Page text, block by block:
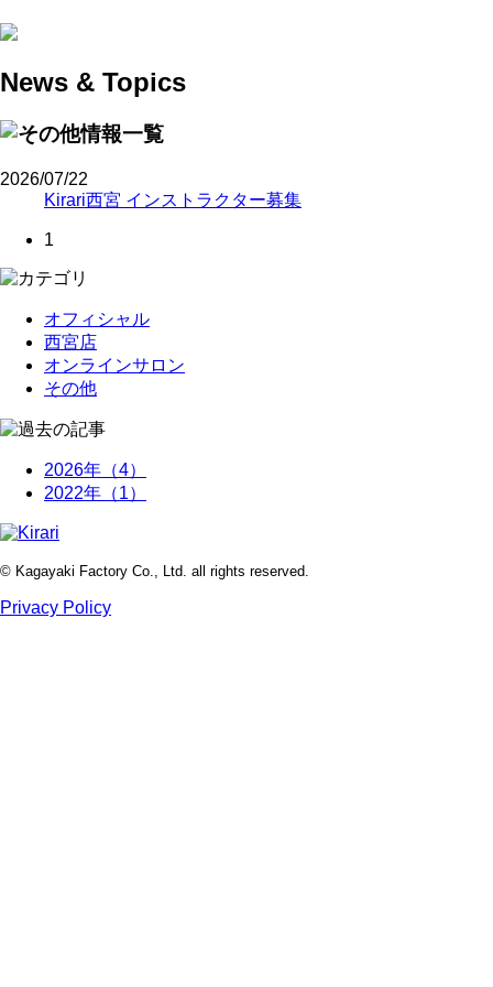
News & Topics
2026/07/22
Kirari西宮 インストラクター募集
1
オフィシャル
西宮店
オンラインサロン
その他
2026年（4）
2022年（1）
© Kagayaki Factory Co., Ltd. all rights reserved.
Privacy Policy